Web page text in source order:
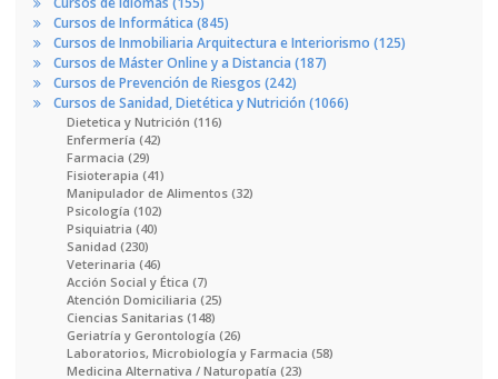
Cursos de Informática (845)
Cursos de Inmobiliaria Arquitectura e Interiorismo (125)
Cursos de Máster Online y a Distancia (187)
Cursos de Prevención de Riesgos (242)
Cursos de Sanidad, Dietética y Nutrición (1066)
Dietetica y Nutrición (116)
Enfermería (42)
Farmacia (29)
Fisioterapia (41)
Manipulador de Alimentos (32)
Psicología (102)
Psiquiatria (40)
Sanidad (230)
Veterinaria (46)
Acción Social y Ética (7)
Atención Domiciliaria (25)
Ciencias Sanitarias (148)
Geriatría y Gerontología (26)
Laboratorios, Microbiología y Farmacia (58)
Medicina Alternativa / Naturopatía (23)